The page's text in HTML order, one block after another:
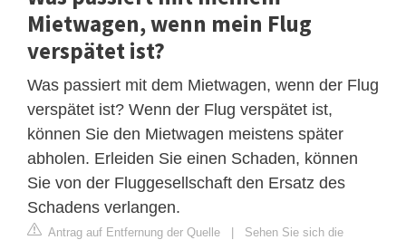
Mietwagen, wenn mein Flug
verspätet ist?
Was passiert mit dem Mietwagen, wenn der Flug
verspätet ist? Wenn der Flug verspätet ist,
können Sie den Mietwagen meistens später
abholen. Erleiden Sie einen Schaden, können
Sie von der Fluggesellschaft den Ersatz des
Schadens verlangen.
Antrag auf Entfernung der Quelle | Sehen Sie sich die